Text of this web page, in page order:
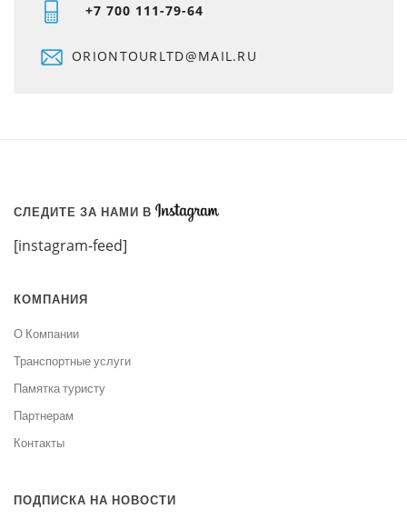
+7 700 111-79-64
ORIONTOURLTD@MAIL.RU
СЛЕДИТЕ ЗА НАМИ В
[instagram-feed]
КОМПАНИЯ
О Компании
Транспортные услуги
Памятка туристу
Партнерам
Контакты
ПОДПИСКА НА НОВОСТИ